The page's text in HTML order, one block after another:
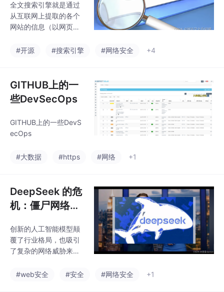
阈值的结果判定为负样
本，此时返回结果对应
的召回率和精确率。观
频，看书籍和视频学习
师的思路，从基础到深
入，
全文搜索引擎就是通过
从互联网上提取的各个
网站的信息（以网页文
库中，检索与用户查询
将结果返回给用户。许
可证：Apache-2.0开发
语言：JavaApache Lu
写的高性能、功能齐全
的全文检索引擎架构，
和索引引擎、部分文本
单易用的工具包，以方
便地在
#开源 #搜索引擎 #网络安全 +4
GITHUB上的一
些DevSecOps
GITHUB上的一些DevS
ecOps
#大数据 #https #网络 +1
DeepSeek 的危
机：僵尸网络攻
警钟_deepseek
发展时间线
创新的人工智能模型颠
覆了行业格局，也吸引
了复杂的网络威胁来破
1月20日，DeepSeek发
#web安全 #安全 #网络安全 +1